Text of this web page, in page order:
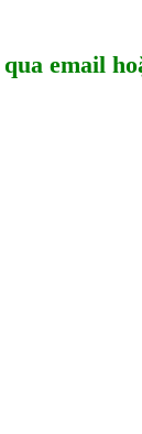
email